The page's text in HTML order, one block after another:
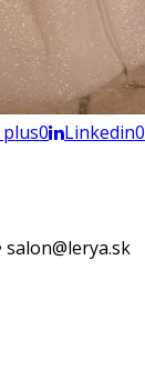
0 Linkedin0
salon@lerya.sk